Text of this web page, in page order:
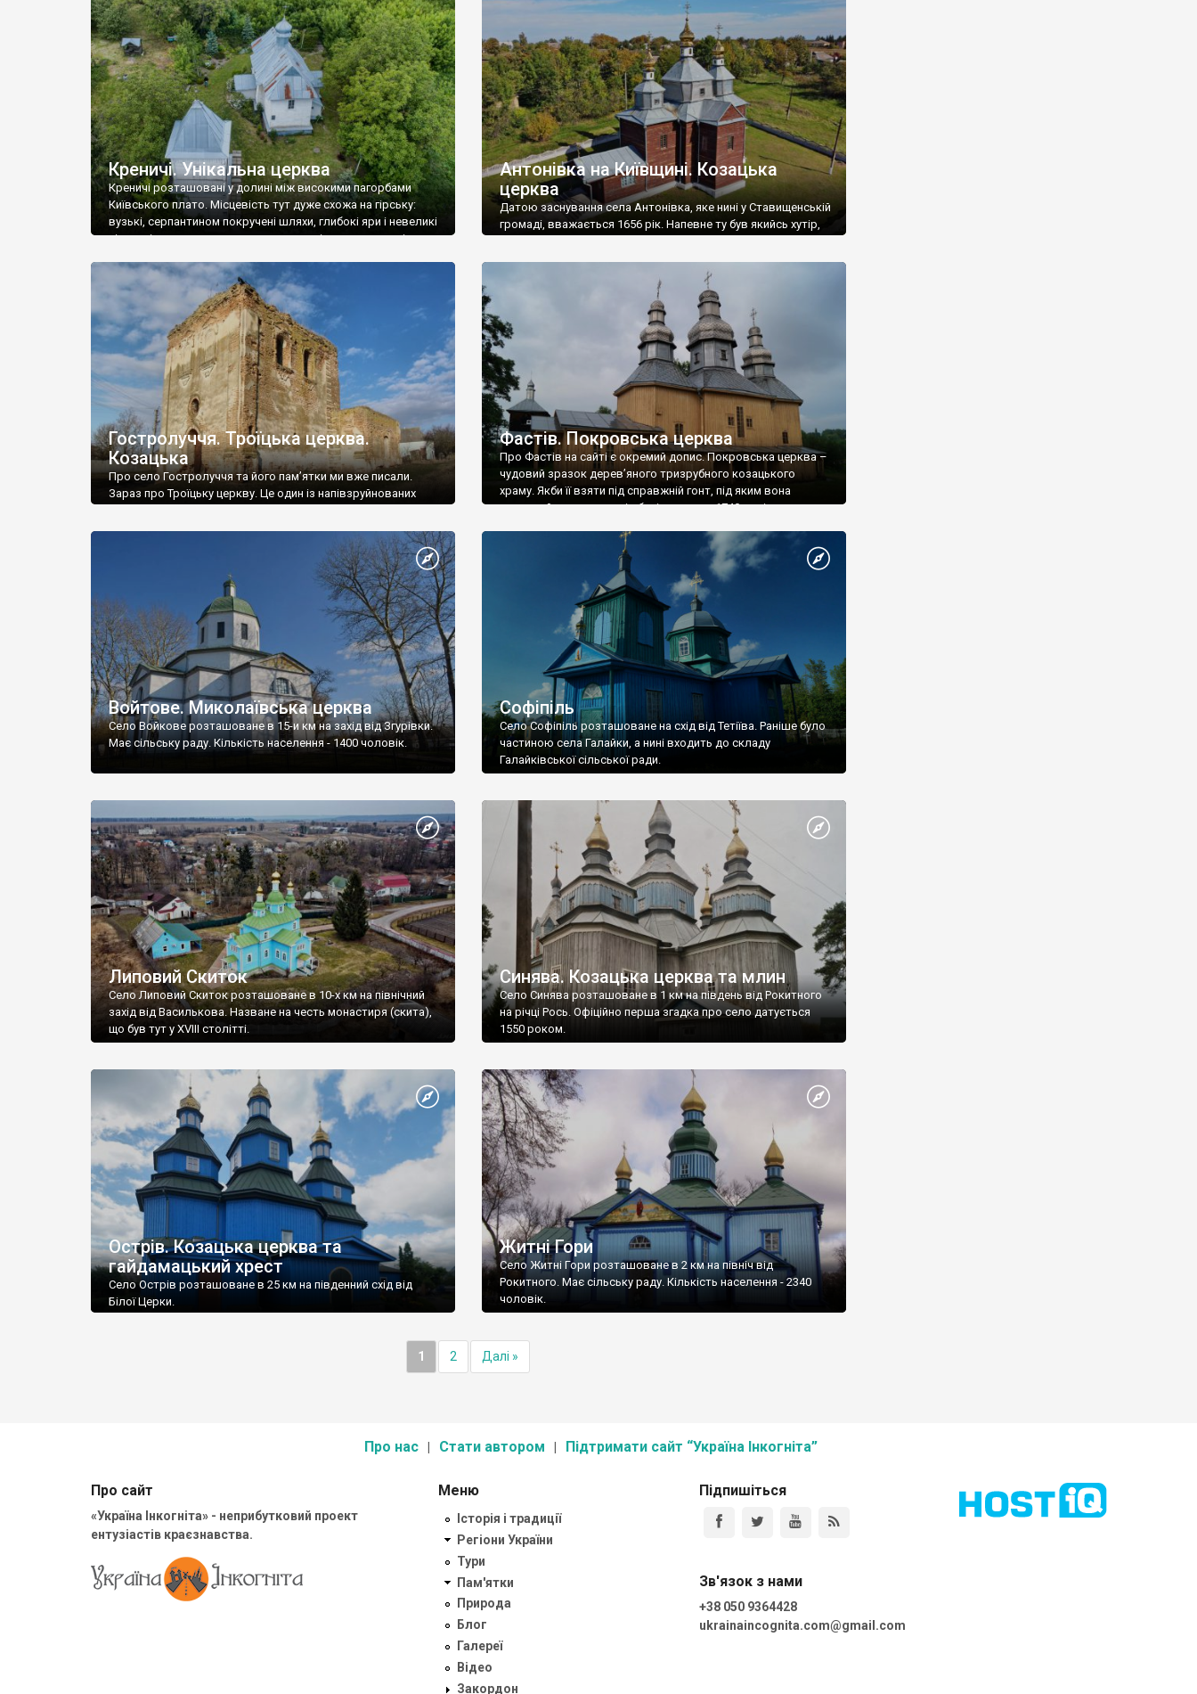
соборный храм прекрасной, грациозной, полурококо,
полувизантийской архитектуры, воздвигнутый знаменитым
анафемой Иваном Мазепою…» – так писав про собор Тарас
Шевченко. Нині храм, у якому розміщено Музей-діораму
«Битва за Дніпро», на реставрації. У […]
полковник Федір Лобода. Церкву реставрували і
оновлювали у 1719 році, а також після пожежі у 1734-му. На
початку ХІХ століття обвалилося кам’яне склепіння. Його
більше не […]
Креничі. Унікальна церква
Креничі розташовані у долині між високими пагорбами
Київського плато. Місцевість тут дуже схожа на гірську:
вузькі, серпантином покручені шляхи, глибокі яри і невеликі
сільські хати, що притулились прямо під зарослими лісом
завдяки численним джерелам, що витікають з-під пагорбів
– криницям (креницям). Заснували Креничі у XVI столітті
(найстарша згадка […]
Антонівка на Київщині. Козацька
церква
Датою заснування села Антонівка, яке нині у Ставищенській
громаді, вважається 1656 рік. Напевне ту був якийсь хутір,
Стефанському, із дозволом осадити тут слободу й
запрошувати різних людей на поселення, надаючи певні
пільги. Так і з’явилося село Антонівка. У 1777 році […]
Гостролуччя. Троїцька церква.
Козацька
Про село Гостролуччя та його пам’ятки ми вже писали.
Зараз про Троїцьку церкву. Це один із напівзруйнованих
гетьманом Іваном Мазепою і вона значно відоміша. А от
Троїцька церква у Гостролуччі поки залишається майже
забутою. Її збудував на […]
Фастів. Покровська церква
Про Фастів на сайті є окремий допис. Покровська церква –
чудовий зразок дерев’яного тризрубного козацького
храму. Якби її взяти під справжній гонт, під яким вона
тривалий час стояла від будівництва у 1740 році, то можна
бляхою, щоправда покрівля зроблена красиво, ніби луска –
Войтове. Миколаївська церква
Село Войкове розташоване в 15-и км на захід від Згурівки.
Має сільську раду. Кількість населення - 1400 чоловік.
Софіпіль
Село Софіпіль розташоване на схід від Тетіїва. Раніше було
частиною села Галайки, а нині входить до складу
Галайківської сільської ради.
Липовий Скиток
Село Липовий Скиток розташоване в 10-х км на північний
захід від Василькова. Назване на честь монастиря (скита),
що був тут у XVIII столітті.
Синява. Козацька церква та млин
Село Синява розташоване в 1 км на південь від Рокитного
на річці Рось. Офіційно перша згадка про село датується
1550 роком.
Острів. Козацька церква та
гайдамацький хрест
Село Острів розташоване в 25 км на південний схід від
Білої Церки.
Житні Гори
Село Житні Гори розташоване в 2 км на північ від
Рокитного. Має сільську раду. Кількість населення - 2340
чоловік.
1 2 Далі »
Про нас Стати автором Підтримати сайт “Україна Інкогніта”
Про сайт
«Україна Інкогніта» - неприбутковий проект
ентузіастів краєзнавства.
Меню
Історія і традиції
Регіони України
Тури
Пам'ятки
Природа
Блог
Галереї
Відео
Закордон
Підпишіться
Зв'язок з нами
+38 050 9364428
ukrainaincognita.com@gmail.com